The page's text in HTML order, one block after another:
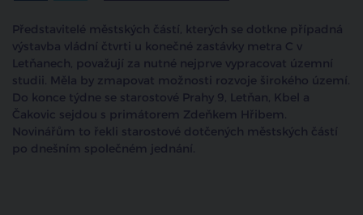
Představitelé městských částí, kterých se dotkne případná
výstavba vládní čtvrti u konečné zastávky metra C v
Letňanech, považují za nutné nejprve vypracovat územní
studii. Měla by zmapovat možnosti rozvoje širokého území.
Do konce týdne se starostové Prahy 9, Letňan, Kbel a
Čakovic sejdou s primátorem Zdeňkem Hřibem.
Novinářům to řekli starostové dotčených městských částí
po dnešním společném jednání.